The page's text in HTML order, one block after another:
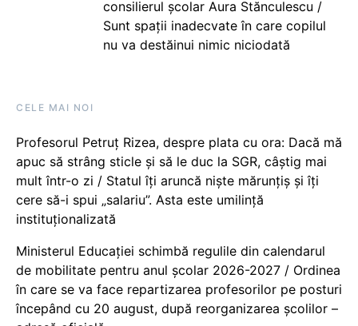
consilierul școlar Aura Stănculescu /
Sunt spații inadecvate în care copilul
nu va destăinui nimic niciodată
CELE MAI NOI
Profesorul Petruț Rizea, despre plata cu ora: Dacă mă
apuc să strâng sticle și să le duc la SGR, câștig mai
mult într-o zi / Statul îți aruncă niște mărunțiș și îți
cere să-i spui „salariu”. Asta este umilință
instituționalizată
Ministerul Educației schimbă regulile din calendarul
de mobilitate pentru anul școlar 2026-2027 / Ordinea
în care se va face repartizarea profesorilor pe posturi
începând cu 20 august, după reorganizarea școlilor –